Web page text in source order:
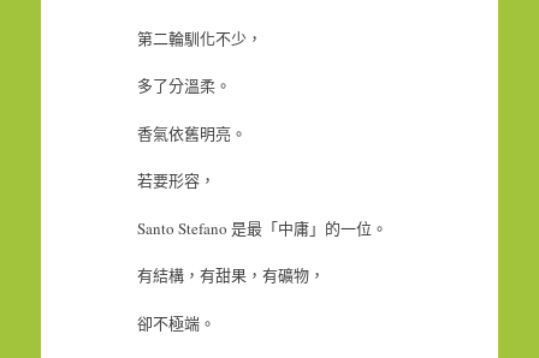
第二輪馴化不少，
多了分溫柔。
香氣依舊明亮。
若要形容，
Santo Stefano 是最「中庸」的一位。
有結構，有甜果，有礦物，
卻不極端。